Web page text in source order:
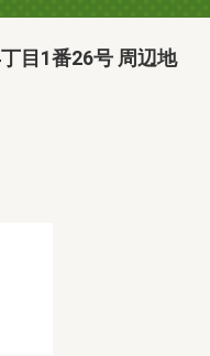
目1番26号 周辺地